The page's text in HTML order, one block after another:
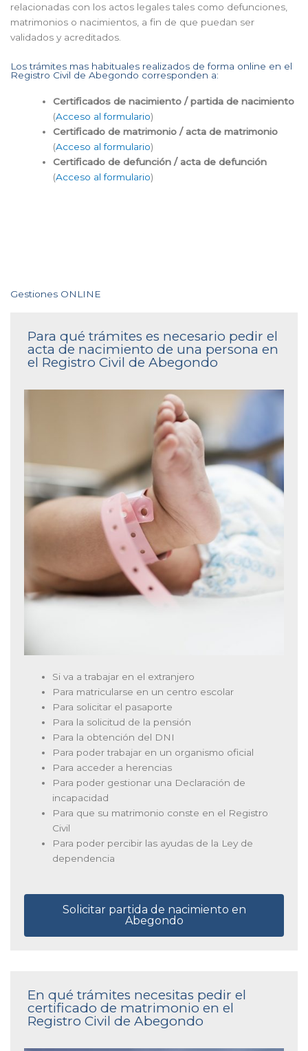
relacionadas con los actos legales tales como defunciones,
matrimonios o nacimientos, a fin de que puedan ser
validados y acreditados.
Los trámites mas habituales realizados de forma online en el
Registro Civil de Abegondo corresponden a:
Certificados de nacimiento / partida de nacimiento
(Acceso al formulario)
Certificado de matrimonio / acta de matrimonio
(Acceso al formulario)
Certificado de defunción / acta de defunción
(Acceso al formulario)
Gestiones ONLINE
Para qué trámites es necesario pedir el
acta de nacimiento de una persona en
el Registro Civil de Abegondo
Si va a trabajar en el extranjero
Para matricularse en un centro escolar
Para solicitar el pasaporte
Para la solicitud de la pensión
Para la obtención del DNI
Para poder trabajar en un organismo oficial
Para acceder a herencias
Para poder gestionar una Declaración de
incapacidad
Para que su matrimonio conste en el Registro
Civil
Para poder percibir las ayudas de la Ley de
dependencia
Solicitar partida de nacimiento en
Abegondo
En qué trámites necesitas pedir el
certificado de matrimonio en el
Registro Civil de Abegondo